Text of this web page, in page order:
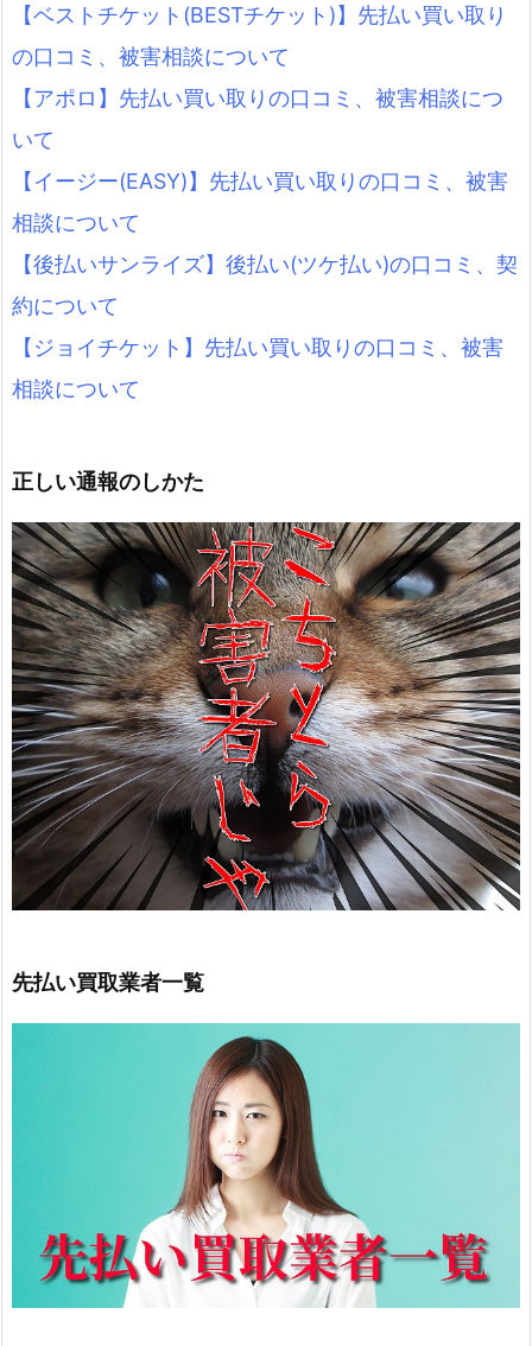
【ベストチケット(BESTチケット)】先払い買い取り
の口コミ、被害相談について
【アポロ】先払い買い取りの口コミ、被害相談につ
いて
【イージー(EASY)】先払い買い取りの口コミ、被害
相談について
【後払いサンライズ】後払い(ツケ払い)の口コミ、契
約について
【ジョイチケット】先払い買い取りの口コミ、被害
相談について
正しい通報のしかた
先払い買取業者一覧